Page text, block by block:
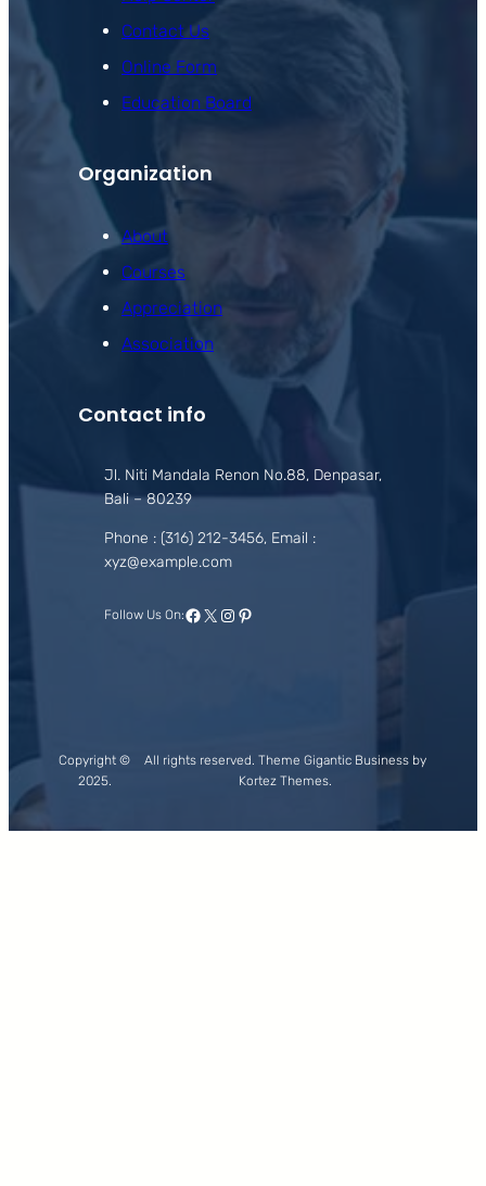
Contact Us
Online Form
Education Board
Organization
About
Courses
Appreciation
Association
Contact info
Jl. Niti Mandala Renon No.88, Denpasar,
Bali – 80239
Phone : (316) 212-3456, Email :
xyz@example.com
Follow Us On:Facebook
X Instagram
Pinterest
Copyright ©
2025.
All rights reserved. Theme Gigantic Business by
Kortez Themes.